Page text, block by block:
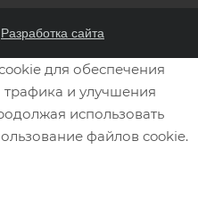
Разработка сайта
для обеспечения
трафика и улучшения
использовать
файлов cookie.